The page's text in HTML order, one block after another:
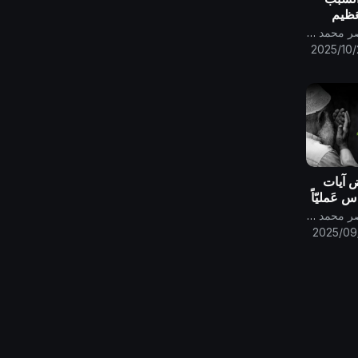
قناة الامام المهدي ناصر محمد اليماني
2025/
آيات
عَمليّاً
قناة الامام المهدي ناصر محمد اليماني
2025/